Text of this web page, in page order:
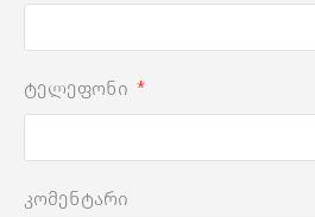
ტელეფონი
კომენტარი